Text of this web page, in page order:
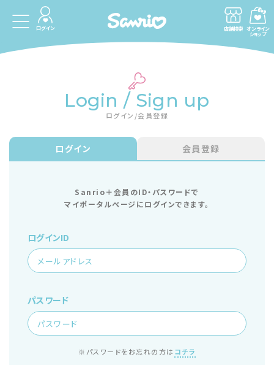
ログイン 店舗検索 オンライン
ショップ
Login / Sign up
ログイン/会員登録
ログイン 会員登録
Sanrio＋会員のID・パスワードで
マイポータルページにログインできます。
ログインID
パスワード
※パスワードをお忘れの方は コチラ